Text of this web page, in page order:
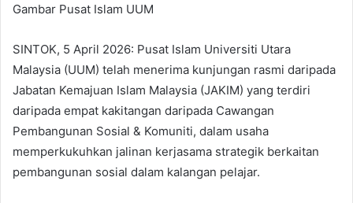
Gambar Pusat Islam UUM
SINTOK, 5 April 2026: Pusat Islam Universiti Utara
Malaysia (UUM) telah menerima kunjungan rasmi daripada
Jabatan Kemajuan Islam Malaysia (JAKIM) yang terdiri
daripada empat kakitangan daripada Cawangan
Pembangunan Sosial & Komuniti, dalam usaha
memperkukuhkan jalinan kerjasama strategik berkaitan
pembangunan sosial dalam kalangan pelajar.